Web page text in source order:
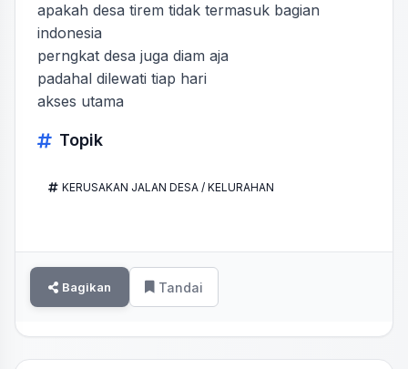
apakah desa tirem tidak termasuk bagian
indonesia
perngkat desa juga diam aja
padahal dilewati tiap hari
akses utama
Topik
KERUSAKAN JALAN DESA / KELURAHAN
Bagikan Tandai